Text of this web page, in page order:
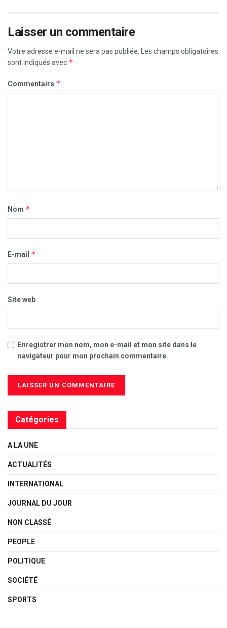
Laisser un commentaire
Votre adresse e-mail ne sera pas publiée. Les champs obligatoires
sont indiqués avec *
Commentaire *
Nom *
E-mail *
Site web
Enregistrer mon nom, mon e-mail et mon site dans le
navigateur pour mon prochain commentaire.
Catégories
A LA UNE
ACTUALITÉS
INTERNATIONAL
JOURNAL DU JOUR
NON CLASSÉ
PEOPLE
POLITIQUE
SOCIÉTÉ
SPORTS